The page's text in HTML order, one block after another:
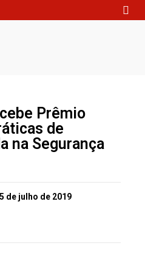
Prêmio
de
na Segurança
5 de julho de 2019